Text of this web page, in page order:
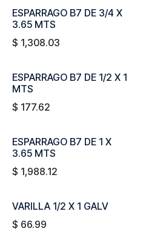
ESPARRAGO B7 DE 3/4 X
3.65 MTS
$ 1,308.03
ESPARRAGO B7 DE 1/2 X 1
MTS
$ 177.62
ESPARRAGO B7 DE 1 X
3.65 MTS
$ 1,988.12
VARILLA 1/2 X 1 GALV
$ 66.99